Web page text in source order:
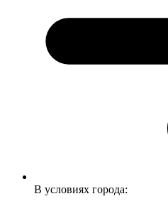
В условиях города: